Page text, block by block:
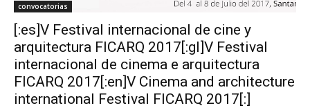
convocatorias
[:es]V Festival internacional de cine y
arquitectura FICARQ 2017[:gl]V Festival
internacional de cinema e arquitectura
FICARQ 2017[:en]V Cinema and architecture
international Festival FICARQ 2017[:]